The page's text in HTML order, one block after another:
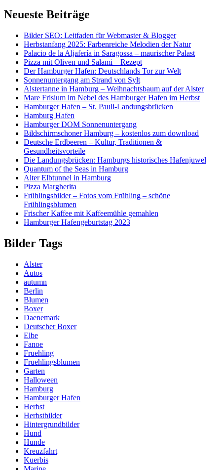
Neueste Beiträge
Bilder SEO: Leitfaden für Webmaster & Blogger
Herbstanfang 2025: Farbenreiche Melodien der Natur
Palacio de la Aljafería in Saragossa – maurischer Palast
Pizza mit Oliven und Salami – Rezept
Der Hamburger Hafen: Deutschlands Tor zur Welt
Sonnenuntergang am Strand von Sylt
Alstertanne in Hamburg – Weihnachtsbaum auf der Alster
Mare Frisium im Nebel des Hamburger Hafen im Herbst
Hamburger Hafen – St. Pauli-Landungsbrücken
Hamburg Hafen
Hamburger DOM Sonnenuntergang
Bildschirmschoner Hamburg – kostenlos zum download
Deutsche Erdbeeren – Kultur, Traditionen &
Gesundheitsvorteile
Die Landungsbrücken: Hamburgs historisches Hafenjuwel
Quantum of the Seas in Hamburg
Alter Elbtunnel in Hamburg
Pizza Margherita
Frühlingsbilder – Fotos vom Frühling – schöne
Frühlingsblumen
Frischer Kaffee mit Kaffeemühle gemahlen
Hamburger Hafengeburtstag 2023
Bilder Tags
Alster
Autos
autumn
Berlin
Blumen
Boxer
Daenemark
Deutscher Boxer
Elbe
Fanoe
Fruehling
Fruehlingsblumen
Garten
Halloween
Hamburg
Hamburger Hafen
Herbst
Herbstbilder
Hintergrundbilder
Hund
Hunde
Kreuzfahrt
Kuerbis